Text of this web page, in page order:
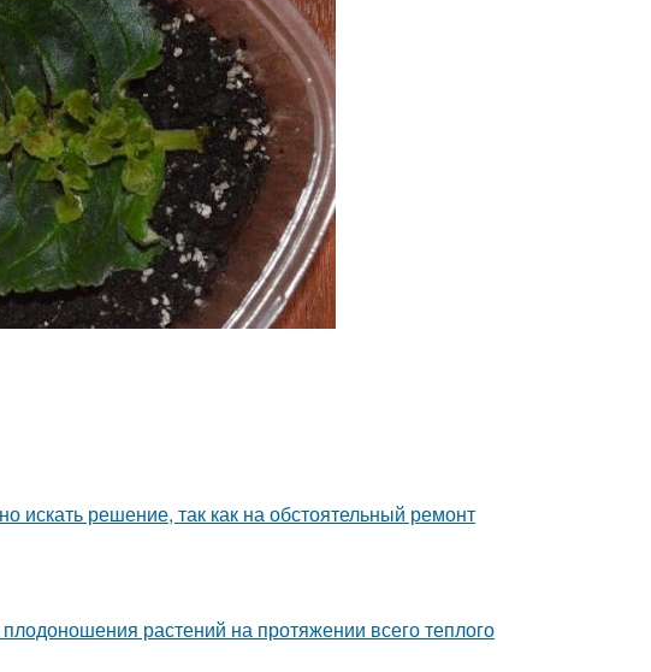
искать решение, так как на обстоятельный ремонт
растений на протяжении всего теплого